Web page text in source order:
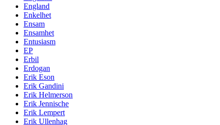
England
Enkelhet
Ensam
Ensamhet
Entusiasm
EP
Erbil
Erdogan
Erik Eson
Erik Gandini
Erik Helmerson
Erik Jennische
Erik Lempert
Erik Ullenhag